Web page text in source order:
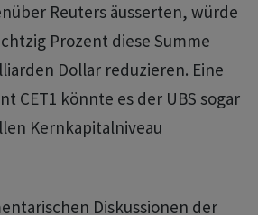
Reuters äusserten, würde
Prozent diese Summe
Dollar reduzieren. Eine
CET1 könnte es der UBS sogar
Kernkapitalniveau
Diskussionen der